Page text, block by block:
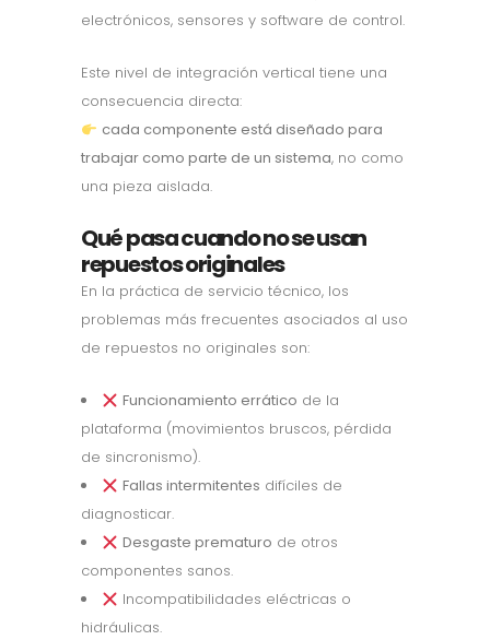
electrónicos, sensores y software de control.
Este nivel de integración vertical tiene una
consecuencia directa:
cada componente está diseñado para
trabajar como parte de un sistema, no como
una pieza aislada.
Qué pasa cuando no se usan
repuestos originales
En la práctica de servicio técnico, los
problemas más frecuentes asociados al uso
de repuestos no originales son:
Funcionamiento errático de la
plataforma (movimientos bruscos, pérdida
de sincronismo).
Fallas intermitentes difíciles de
diagnosticar.
Desgaste prematuro de otros
componentes sanos.
Incompatibilidades eléctricas o
hidráulicas.